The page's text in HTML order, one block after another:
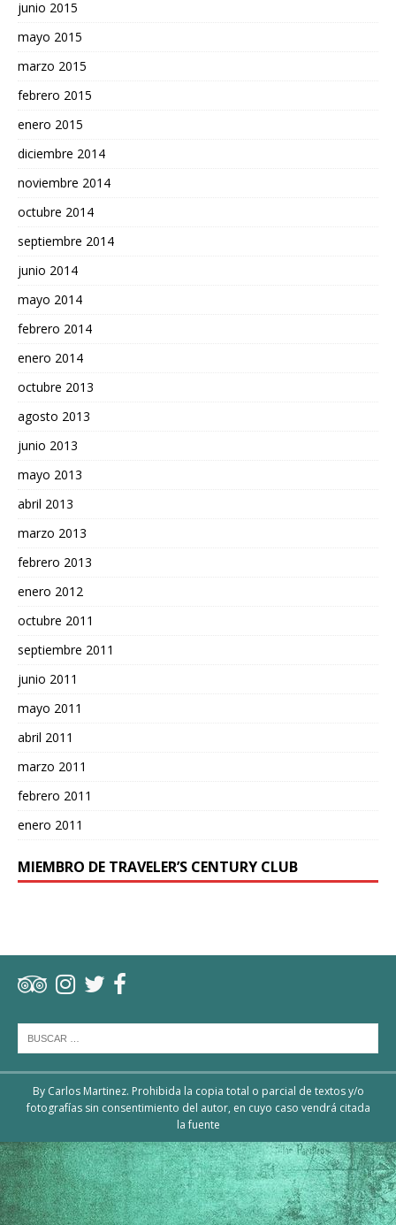
junio 2015
mayo 2015
marzo 2015
febrero 2015
enero 2015
diciembre 2014
noviembre 2014
octubre 2014
septiembre 2014
junio 2014
mayo 2014
febrero 2014
enero 2014
octubre 2013
agosto 2013
junio 2013
mayo 2013
abril 2013
marzo 2013
febrero 2013
enero 2012
octubre 2011
septiembre 2011
junio 2011
mayo 2011
abril 2011
marzo 2011
febrero 2011
enero 2011
MIEMBRO DE TRAVELER’S CENTURY CLUB
By Carlos Martinez. Prohibida la copia total o parcial de textos y/o
fotografías sin consentimiento del autor, en cuyo caso vendrá citada
la fuente